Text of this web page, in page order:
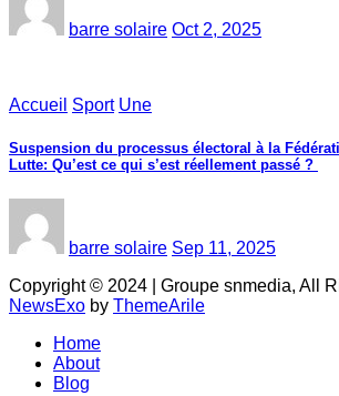
barre solaire Oct 2, 2025
Accueil Sport Une
‎Suspension du processus électoral à la
Lutte: Qu’est ce qui s’est réellement passé ? ‎‎
barre solaire Sep 11, 2025
Copyright © 2024 | Groupe snmedia, All
NewsExo by ThemeArile
Home
About
Blog